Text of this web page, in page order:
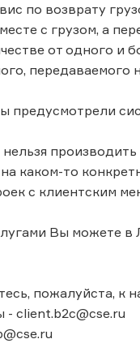
по возврату
с грузом, а
от одного и
передаваемого
предусмотрели
каком-то
с клиентским
Вы можете в
пожалуйста, к
client.b2c@cse.ru